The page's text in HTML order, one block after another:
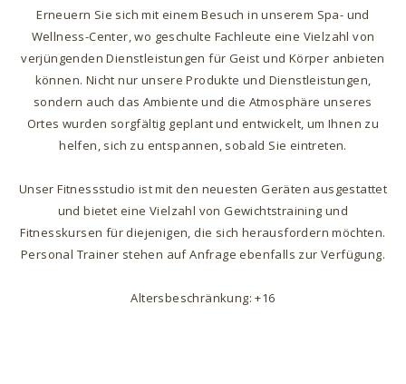
Erneuern Sie sich mit einem Besuch in unserem Spa- und
Wellness-Center, wo geschulte Fachleute eine Vielzahl von
verjüngenden Dienstleistungen für Geist und Körper anbieten
können. Nicht nur unsere Produkte und Dienstleistungen,
sondern auch das Ambiente und die Atmosphäre unseres
Ortes wurden sorgfältig geplant und entwickelt, um Ihnen zu
helfen, sich zu entspannen, sobald Sie eintreten.
Unser Fitnessstudio ist mit den neuesten Geräten ausgestattet
und bietet eine Vielzahl von Gewichtstraining und
Fitnesskursen für diejenigen, die sich herausfordern möchten.
Personal Trainer stehen auf Anfrage ebenfalls zur Verfügung.
Altersbeschränkung: +16